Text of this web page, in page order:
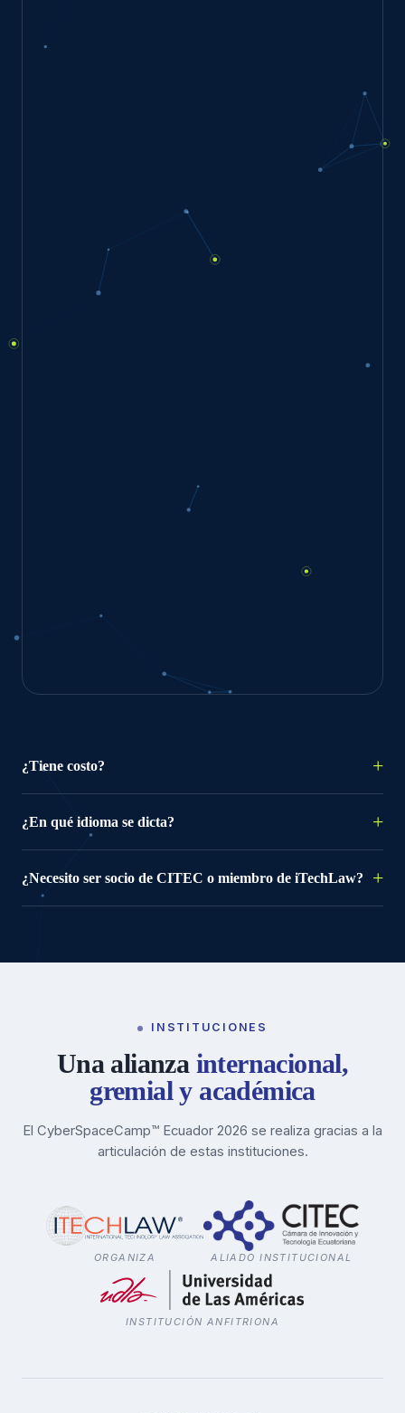
¿Tiene costo?
¿En qué idioma se dicta?
¿Necesito ser socio de CITEC o miembro de iTechLaw?
INSTITUCIONES
Una alianza internacional,
gremial y académica
El CyberSpaceCamp™ Ecuador 2026 se realiza gracias a la
articulación de estas instituciones.
ORGANIZA ALIADO INSTITUCIONAL
INSTITUCIÓN ANFITRIONA